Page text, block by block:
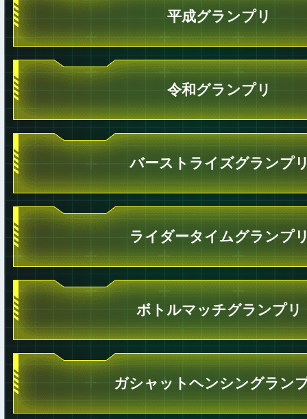
平成グランプリ
令和グランプリ
バーストライズグランプ
ライダータイムグランプ
ボトルマッチグランプリ
ガシャットヘンシングラン